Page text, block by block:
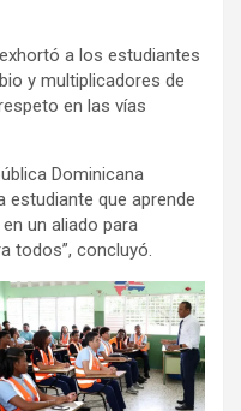
a los estudiantes
y multiplicadores de
en las vías
Dominicana
estudiante que aprende
un aliado para
todos”, concluyó.